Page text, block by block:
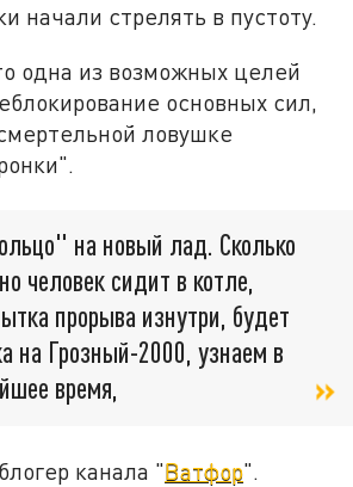
начали стрелять в пустоту.
одна из возможных целей
основных сил,
ловушке
на новый лад. Сколько
человек сидит в котле,
прорыва изнутри, будет
на Грозный-2000, узнаем в
время,
канала "Ватфор".